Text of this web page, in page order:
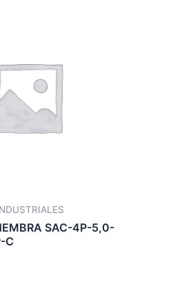
SAC-4P-5,0-
C